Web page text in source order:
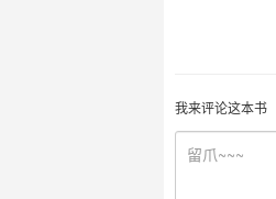
我来评论这本书